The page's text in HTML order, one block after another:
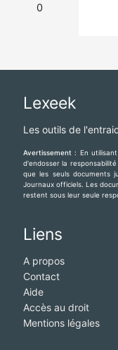
0
Lexeek
Les outils de
Avertissement : En
d'endosser la
que les seuls documents
Journaux officiels. Les
restent sous leur seule
Liens
A propos
Contact
Aide
Accès au droit
Mentions légales